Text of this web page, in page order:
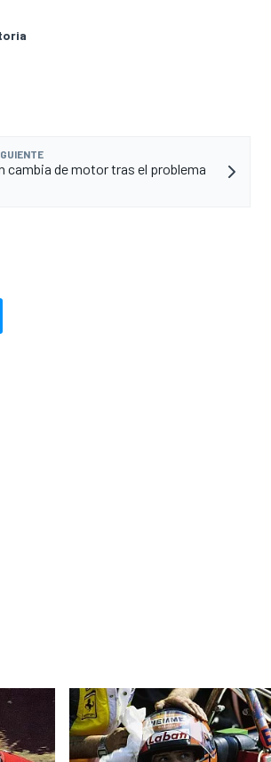
cambia de motor tras el problema